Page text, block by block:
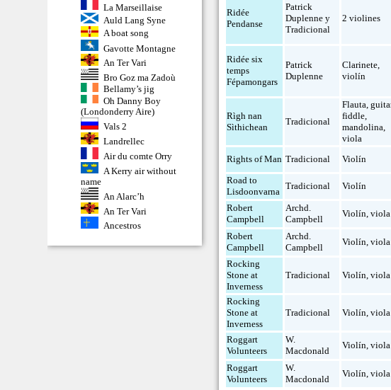
La Marseillaise
Auld Lang Syne
A boat song
Gavotte Montagne
An Ter Vari
Bro Goz ma Zadoù
Bellamy’s jig
Oh Danny Boy
(Londonderry Aire)
Vals 2
Landrellec
Air du comte Orry
A Kerry air without
name
An Alarc’h
An Ter Vari
Ancestros
Ridée
Pendanse
Patrick
Duplenne y
Tradicional
2 violines
Ridée six
temps
Fépamongars
Patrick
Duplenne
Clarinete
violín
Rìgh nan
Sìthichean
Tradicional
Flauta ,
fiddle
mandolina
viola
Rights of Man Tradicional Violín
Road to
Lisdoonvarna
Tradicional Violín
Robert
Campbell
Archd.
Campbell
Violín ,viola
Robert
Campbell
Archd.
Campbell
Violín ,viola
Rocking
Stone at
Inverness
Tradicional Violín ,viola
Rocking
Stone at
Inverness
Tradicional Violín ,viola
Roggart
Volunteers
W.
Macdonald
Violín ,viola
Roggart
Volunteers
W.
Macdonald
Violín ,viola